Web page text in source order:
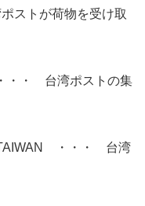
ストが荷物を受け取
・・ 台湾ポストの集
TAIWAN ・・・ 台湾